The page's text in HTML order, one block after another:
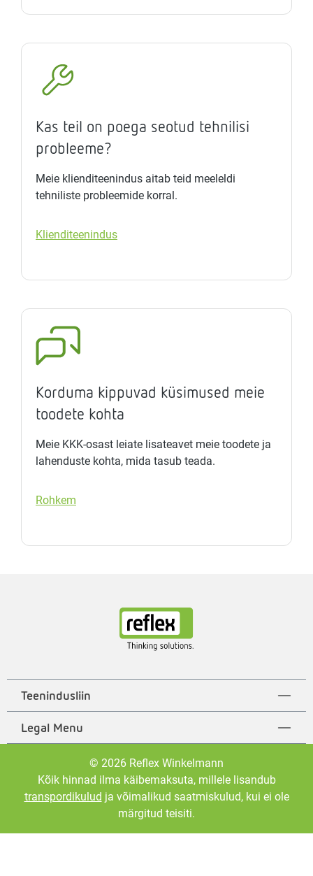
Kas teil on poega seotud tehnilisi
probleeme?
Meie klienditeenindus aitab teid meeleldi
tehniliste probleemide korral.
Klienditeenindus
Korduma kippuvad küsimused meie
toodete kohta
Meie KKK-osast leiate lisateavet meie toodete ja
lahenduste kohta, mida tasub teada.
Rohkem
Teenindusliin
Legal Menu
© 2026 Reflex Winkelmann
Kõik hinnad ilma käibemaksuta, millele lisandub
transpordikulud ja võimalikud saatmiskulud, kui ei ole
märgitud teisiti.